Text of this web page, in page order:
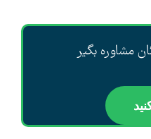
مشاوره بگیر